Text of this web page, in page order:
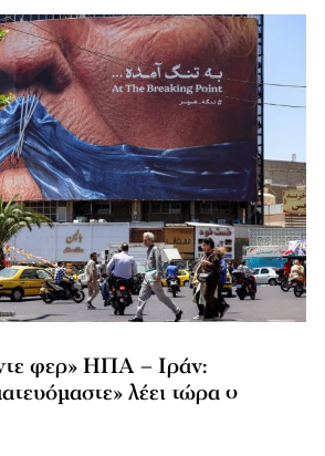
φερ» ΗΠΑ – Ιράν:
λέει τώρα ο